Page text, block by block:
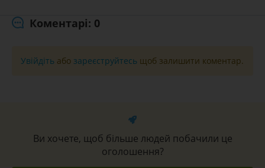
Коментарі: 0
Увійдіть або зареєструйтесь щоб залишити коментар.
Ви хочете, щоб більше людей побачили це
оголошення?